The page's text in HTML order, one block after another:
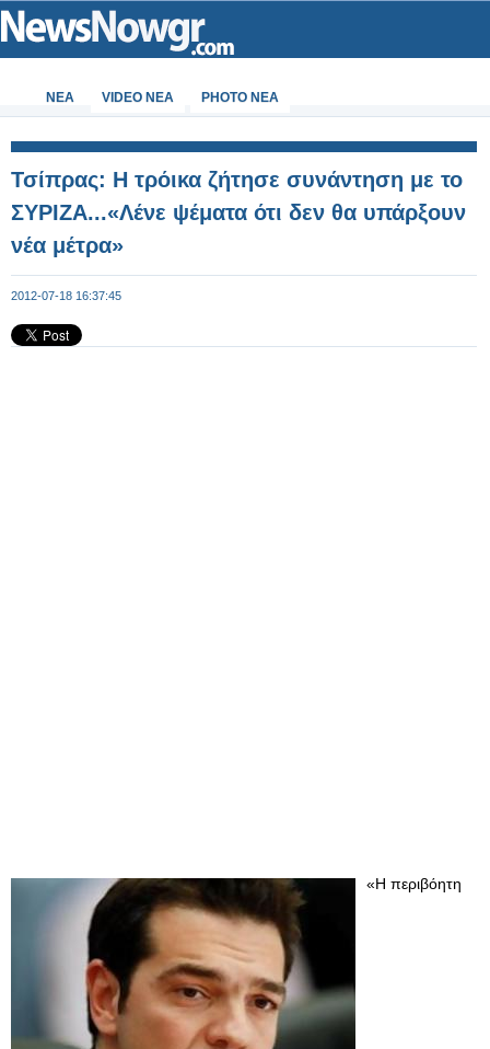
ΝΕΑ VIDEO NEA PHOTO NEA
Τσίπρας: Η τρόικα ζήτησε συνάντηση με το
ΣΥΡΙΖΑ...«Λένε ψέματα ότι δεν θα υπάρξουν
νέα μέτρα»
2012-07-18 16:37:45
«Η περιβόητη